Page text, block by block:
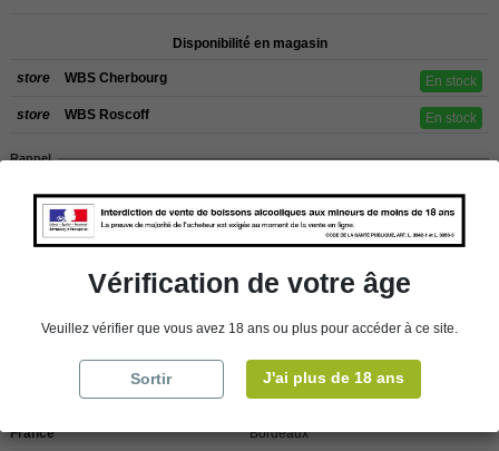
Disponibilité en magasin
store WBS Cherbourg En stock
store WBS Roscoff En stock
Rappel
clients de l’étranger, retrait sur place dans nos magasins de ROSCOFF ou
CHERBOURG.
Détails du produit
France
France Bordeaux
Vérification de votre âge
Veuillez vérifier que vous avez 18 ans ou plus pour accéder à ce site.
Sortir J'ai plus de 18 ans